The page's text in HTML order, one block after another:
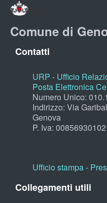
Comune di
Contatti
URP - Ufficio
Posta Elettronica
Numero Unico:
Indirizzo: Via
Genova
P. Iva: 00856930102
Ufficio stampa -
Collegamenti utili